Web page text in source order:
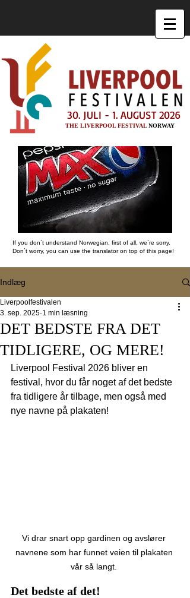
30. JULI - 1. AUGUST 2026
THE LIVERPOOL FESTIVALNORWAY
If you don`t understand Norwegian, first of all, we`re sorry.
Don`t worry, you can use the translator on top of this page!
Indlæg
DET BEDSTE FRA DET
TIDLIGERE, OG MERE!
Liverpoolfestivalen
3. sep. 2025 1 min læsning
Liverpool Festival 2026 bliver en
festival, hvor du får noget af det bedste
fra tidligere år tilbage, men også med
nye navne på plakaten!
Vi drar snart opp gardinen og avslører
navnene som har funnet veien til plakaten
vår så langt.
Det bedste af det!